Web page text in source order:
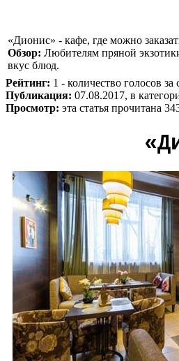
«Дионис» - кафе, где можно
Обзор: Любителям пряной
вкус блюд.
Рейтинг: 1 - количество голосов за
Публикация: 07.08.2017, в
Просмотр: эта статья прочитана